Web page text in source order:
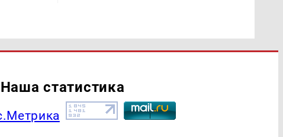
Наша статистика